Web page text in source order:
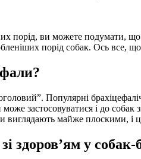
порід, ви можете подумати,
порід собак. Ось все,
Популярні
застосовуватися і до
майже плоскими, і
здоров’ям у собак-